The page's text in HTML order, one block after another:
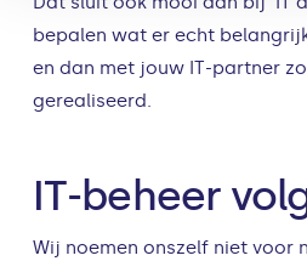
bepalen wat er echt
en dan met jouw IT-partner
gerealiseerd.
IT-beheer
Wij noemen onszelf niet voor